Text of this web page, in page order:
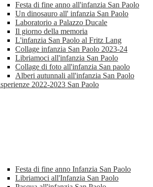
Festa di fine anno all'infanzia San Paolo
Un dinosauro all' infanzia San Paolo
Laboratorio a Palazzo Ducale
Il giorno della memoria
L'infanzia San Paolo al Fritz Lang
Collage infanzia San Paolo 2023-24
Libriamoci all'infanzia San Paolo
Collage di foto all'infanzia San paolo
Alberi autunnali all'infanzia San Paolo
2022-2023 San Paolo
Festa di fine anno Infanzia San Paolo
Libriamoci all'Infanzia San Paolo